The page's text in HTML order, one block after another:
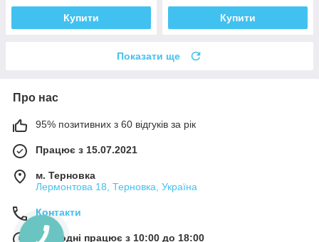
Купити Купити
Показати ще
Про нас
95% позитивних з 60 відгуків за рік
Працює з 15.07.2021
м. Терновка
Лермонтова 18, Терновка, Україна
Контакти
Сьогодні працює з 10:00 до 18:00